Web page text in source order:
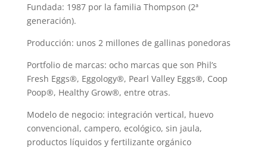
Fundada: 1987 por la familia Thompson (2ª
generación).
Producción: unos 2 millones de gallinas ponedoras
Portfolio de marcas: ocho marcas que son Phil’s
Fresh Eggs®, Eggology®, Pearl Valley Eggs®, Coop
Poop®, Healthy Grow®, entre otras.
Modelo de negocio: integración vertical, huevo
convencional, campero, ecológico, sin jaula,
productos líquidos y fertilizante orgánico